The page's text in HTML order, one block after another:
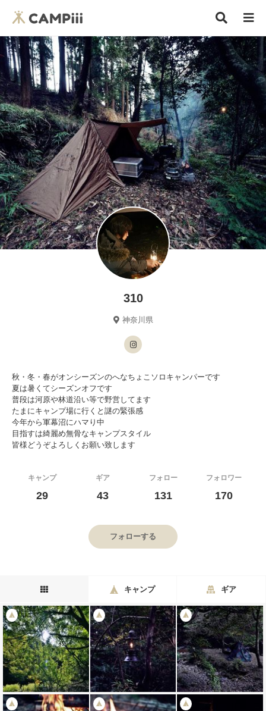
310
神奈川県
秋・冬・春がオンシーズンのへなちょこソロキャンパーです
夏は暑くてシーズンオフです
普段は河原や林道沿い等で野営してます
たまにキャンプ場に行くと謎の緊張感
今年から軍幕沼にハマり中
目指すは綺麗め無骨なキャンプスタイル
皆様どうぞよろしくお願い致します
キャンプ
29
ギア
43
フォロー
131
フォロワー
170
フォローする
キャンプ ギア